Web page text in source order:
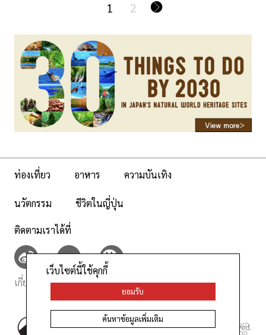
1 2
ท่องเที่ยว อาหาร ความบันเทิง
นวัตกรรม ชีวิตในญี่ปุ่น
ติดตามเราได้ที่
เกี่ยวกับเรา นโยบายเว็บไซต์
©AllAbout-Japan.com - All rights reserved.
เว็บไซต์นี้ใช้คุกกี้
ยอมรับ
ค้นหาข้อมูลเพิ่มเติม